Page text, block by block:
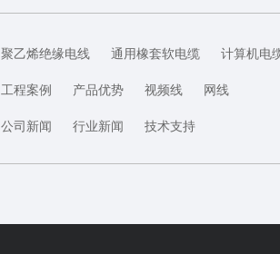
聚乙烯绝缘电线 通用橡套软电缆 计算机电
工程案例 产品优势 视频线 网线
公司新闻 行业新闻 技术支持